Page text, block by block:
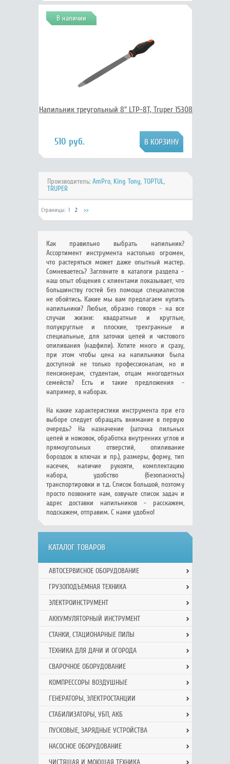
В наличии
Напильник треугольный 8" LTP-8T, Truper 15308
510 руб.
Производитель: AmPro, King Tony, TOPTUL,
TRUPER
Страницы: 1 2 >>
Как правильно выбрать напильник?
Ассортимент инструмента настолько огромен,
что растеряться может даже опытный мастер.
Сомневаетесь? Загляните в каталоги раздела -
наш опыт общения с клиентами показывает, что
большинству гостей без помощи специалистов
не обойтись. Какие мы вам предлагаем купить
напильники? Любые, образно говоря - на все
случаи жизни: квадратные и круглые,
полукруглые и плоские, трехгранные и
специальные, для заточки цепей и чистового
опиливания (надфили). Хотите много и сразу,
при этом чтобы цена на напильники была
доступной не только профессионалам, но и
пенсионерам, студентам, отцам многодетных
семейств? Есть и такие предложения -
например, в наборах.
На какие характеристики инструмента при его
выборе следует обращать внимание в первую
очередь? На назначение (заточка пильных
цепей и ножовок, обработка внутренних углов и
прямоугольных отверстий, опиливание
бороздок в ключах и пр.), размеры, форму, тип
насечек, наличие рукояти, комплектацию
набора, удобство (безопасность)
транспортировки и т.д. Список большой, поэтому
просто позвоните нам, озвучьте список задач и
адрес доставки напильников - расскажем,
подскажем, отправим. С нами удобно!
КАТАЛОГ ТОВАРОВ
АВТОСЕРВИСНОЕ ОБОРУДОВАНИЕ
ГРУЗОПОДЪЕМНАЯ ТЕХНИКА
ЭЛЕКТРОИНСТРУМЕНТ
АККУМУЛЯТОРНЫЙ ИНСТРУМЕНТ
СТАНКИ, СТАЦИОНАРНЫЕ ПИЛЫ
ТЕХНИКА ДЛЯ ДАЧИ И ОГОРОДА
СВАРОЧНОЕ ОБОРУДОВАНИЕ
КОМПРЕССОРЫ ВОЗДУШНЫЕ
ГЕНЕРАТОРЫ, ЭЛЕКТРОСТАНЦИИ
СТАБИЛИЗАТОРЫ, УБП, АКБ
ПУСКОВЫЕ, ЗАРЯДНЫЕ УСТРОЙСТВА
НАСОСНОЕ ОБОРУДОВАНИЕ
ЧИСТЯЩАЯ И МОЮЩАЯ ТЕХНИКА